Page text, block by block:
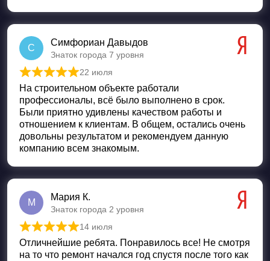
С
Симфориан Давыдов
Знаток города 7 уровня
Оценка
22 июля
На строительном объекте работали
профессионалы, всё было выполнено в срок.
Были приятно удивлены качеством работы и
отношением к клиентам. В общем, остались очень
довольны результатом и рекомендуем данную
компанию всем знакомым.
М
Мария К.
Знаток города 2 уровня
Оценка
14 июля
Отличнейшие ребята. Понравилось все! Не смотря
на то что ремонт начался год спустя после того как